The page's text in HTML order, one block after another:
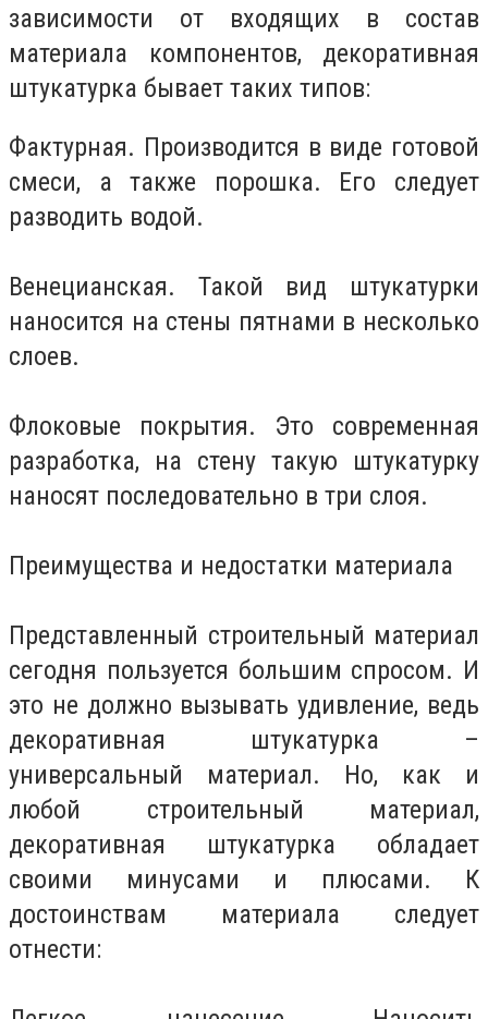
зависимости от входящих в состав
материала компонентов, декоративная
штукатурка бывает таких типов:
Фактурная. Производится в виде готовой
смеси, а также порошка. Его следует
разводить водой.
Венецианская. Такой вид штукатурки
наносится на стены пятнами в несколько
слоев.
Флоковые покрытия. Это современная
разработка, на стену такую штукатурку
наносят последовательно в три слоя.
Преимущества и недостатки материала
Представленный строительный материал
сегодня пользуется большим спросом. И
это не должно вызывать удивление, ведь
декоративная штукатурка –
универсальный материал. Но, как и
любой строительный материал,
декоративная штукатурка обладает
своими минусами и плюсами. К
достоинствам материала следует
отнести: